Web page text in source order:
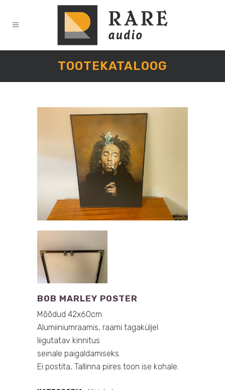
TOOTEKATALOOG
BOB MARLEY POSTER
Mõõdud 42x60cm
Alumiiniumraamis, raami tagaküljel
liigutatav kinnitus
seinale paigaldamiseks.
Ei postita, Tallinna piires toon ise kohale.